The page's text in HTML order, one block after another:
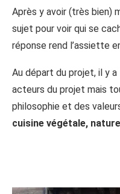
Après y avoir (très bien)
sujet pour voir qui se
réponse rend l’assiette
Au départ du projet, il y
acteurs du projet mais
philosophie et des
cuisine végétale,